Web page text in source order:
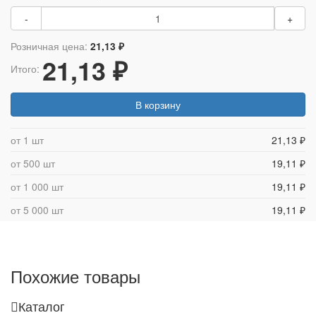
-
+
Розничная цена: 21,13 ₽
Итого: 21,13 ₽
В корзину
от 1 шт
21,13 ₽
от 500 шт
19,11 ₽
от 1 000 шт
19,11 ₽
от 5 000 шт
19,11 ₽
Похожие товары
Каталог